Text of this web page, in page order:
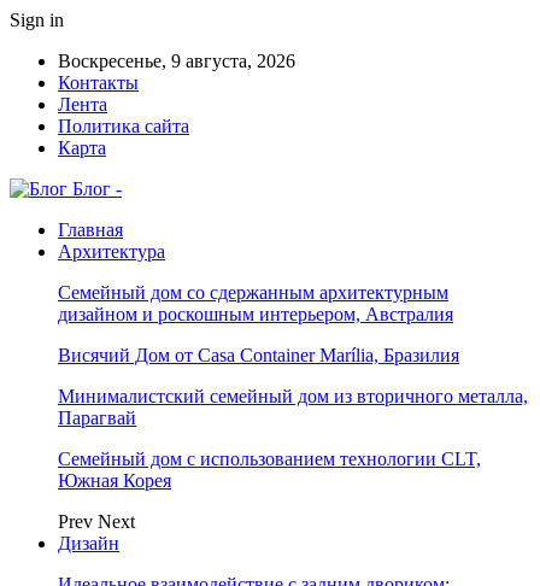
Sign in
Воскресенье, 9 августа, 2026
Контакты
Лента
Политика сайта
Карта
Блог -
Главная
Архитектура
Семейный дом со сдержанным архитектурным
дизайном и роскошным интерьером, Австралия
Висячий Дом от Casa Container Marília, Бразилия
Минималистский семейный дом из вторичного металла,
Парагвай
Семейный дом с использованием технологии CLT,
Южная Корея
Prev Next
Дизайн